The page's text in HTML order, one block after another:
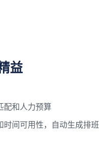
益
配和人力预算
时间可用性，自动生成排班